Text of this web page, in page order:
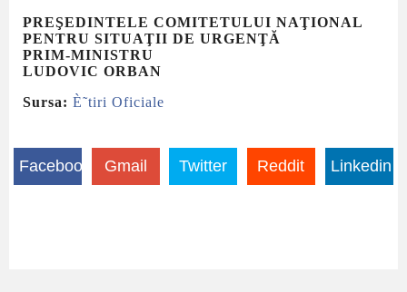
PREŞEDINTELE COMITETULUI NAŢIONAL
PENTRU SITUAŢII DE URGENŢĂ
PRIM-MINISTRU
LUDOVIC ORBAN
Sursa: È˜tiri Oficiale
Facebook Gmail Twitter Reddit Linkedin